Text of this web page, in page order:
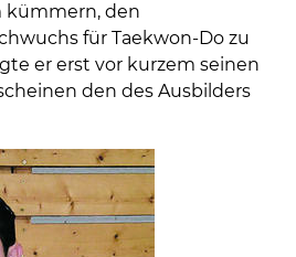
kümmern, den
für Taekwon-Do zu
er erst vor kurzem seinen
den des Ausbilders